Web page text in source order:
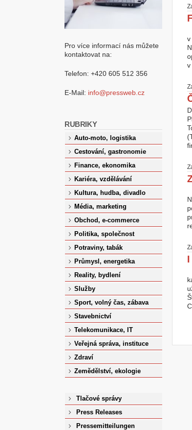
v
v
Pro více informací nás můžete
kontaktovat na:
Telefon: +420 605 512 356
E-Mail: info@pressweb.cz
RUBRIKY
Auto-moto, logistika
Cestování, gastronomie
Finance, ekonomika
Kariéra, vzdělávání
Kultura, hudba, divadlo
Média, marketing
Obchod, e-commerce
Politika, společnost
Potraviny, tabák
Průmysl, energetika
Reality, bydlení
Služby
Sport, volný čas, zábava
Stavebnictví
Telekomunikace, IT
Veřejná správa, instituce
Zdraví
Zemědělství, ekologie
Tlačové správy
Press Releases
Pressemitteilungen